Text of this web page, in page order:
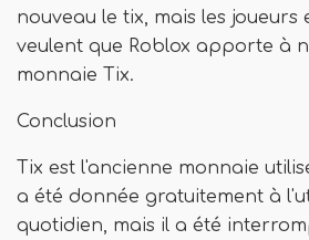
nouveau le tix, mais les joueurs
veulent que Roblox apporte à
monnaie Tix.
Conclusion
Tix est l'ancienne monnaie
a été donnée gratuitement à
quotidien, mais il a été